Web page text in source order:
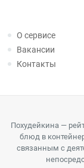
О сервисе
Вакансии
Контакты
Похудейкина —
блюд в
связанным с